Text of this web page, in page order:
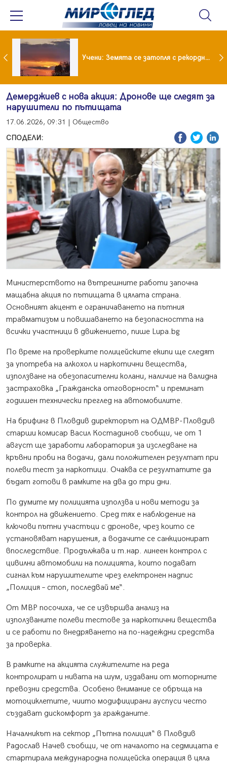
Испания предаде на Германия 70-годишен заподозрян за банков обир Учени: Земята се затопля с рекордни темпове
Демерджиев с нова акция: Дронове ще следят за
нарушители по пътищата
17.06.2026, 09:31 | Общество
СПОДЕЛИ:
Министерството на вътрешните работи започна
мащабна акция по пътищата в цялата страна.
Основният акцент е ограничаването на пътния
травматизъм и повишаването на безопасността на
всички участници в движението, пише Lupa.bg
По време на проверките полицейските екипи ще следят
за употреба на алкохол и наркотични вещества,
използване на обезопасителни колани, наличие на валидна
застраховка „Гражданска отговорност“ и преминат
годишен технически преглед на автомобилите.
На брифинг в Пловдив директорът на ОДМВР-Пловдив
старши комисар Васил Костадинов съобщи, че от 1
август ще заработи лаборатория за изследване на
кръвни проби на водачи, дали положителен резултат при
полеви тест за наркотици. Очаква се резултатите да
бъдат готови в рамките на два до три дни.
По думите му полицията използва и нови методи за
контрол на движението. Сред тях е наблюдение на
ключови пътни участъци с дронове, чрез които се
установяват нарушения, а водачите се санкционират
впоследствие. Продължава и т.нар. линеен контрол с
цивилни автомобили на полицията, които подават
сигнал към нарушителите чрез електронен надпис
„Полиция – стоп, последвай ме“.
От МВР посочиха, че се извършва анализ на
използваните полеви тестове за наркотични вещества
и се работи по внедряването на по-надеждни средства
за проверка.
В рамките на акцията служителите на реда
контролират и нивата на шум, издавани от моторните
превозни средства. Особено внимание се обръща на
мотоциклетите, чиито модифицирани ауспуси често
създават дискомфорт за гражданите.
Началникът на сектор „Пътна полиция“ в Пловдив
Радослав Начев съобщи, че от началото на седмицата е
стартирала международна полицейска операция в цяла